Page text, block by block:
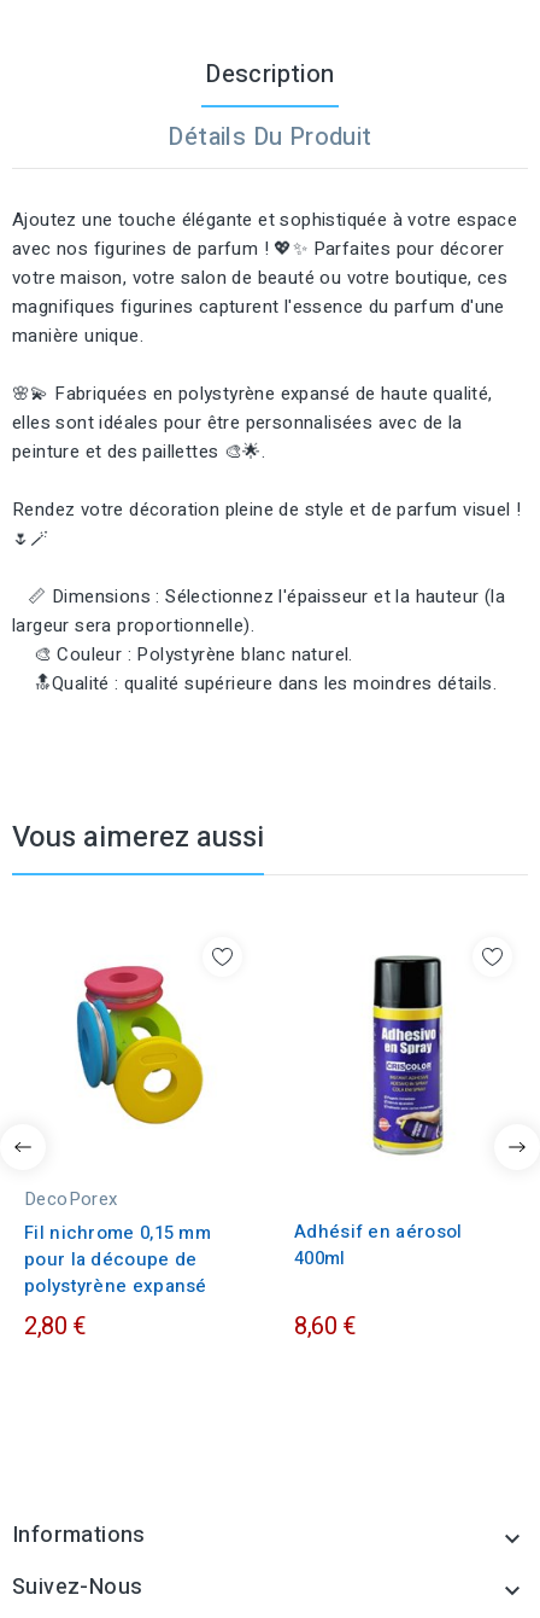
Description
Détails Du Produit
Ajoutez une touche élégante et sophistiquée à votre espace
avec nos figurines de parfum ! 💖✨ Parfaites pour décorer
votre maison, votre salon de beauté ou votre boutique, ces
magnifiques figurines capturent l'essence du parfum d'une
manière unique.
🌸💫 Fabriquées en polystyrène expansé de haute qualité,
elles sont idéales pour être personnalisées avec de la
peinture et des paillettes 🎨🌟.
Rendez votre décoration pleine de style et de parfum visuel !
🌷🪄
📏 Dimensions : Sélectionnez l'épaisseur et la hauteur (la
largeur sera proportionnelle).
🎨 Couleur : Polystyrène blanc naturel.
🔝Qualité : qualité supérieure dans les moindres détails.
Vous aimerez aussi
DecoPorex
Fil nichrome 0,15 mm
pour la découpe de
polystyrène expansé
2,80 €
Adhésif en aérosol
400ml
8,60 €
Informations 
Suivez-Nous 